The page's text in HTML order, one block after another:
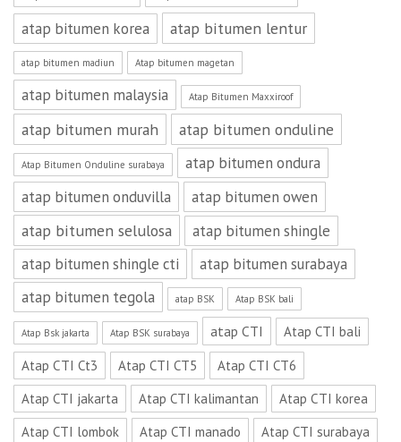
atap bitumen korea atap bitumen lentur
atap bitumen madiun Atap bitumen magetan
atap bitumen malaysia Atap Bitumen Maxxiroof
atap bitumen murah atap bitumen onduline
Atap Bitumen Onduline surabaya
atap bitumen ondura
atap bitumen onduvilla
atap bitumen owen
atap bitumen selulosa
atap bitumen shingle
atap bitumen shingle cti
atap bitumen surabaya
atap bitumen tegola
atap BSK Atap BSK bali
Atap Bsk jakarta Atap BSK surabaya atap CTI
Atap CTI bali
Atap CTI Ct3
Atap CTI CT5
Atap CTI CT6
Atap CTI jakarta
Atap CTI kalimantan
Atap CTI korea
Atap CTI lombok
Atap CTI manado Atap CTI surabaya